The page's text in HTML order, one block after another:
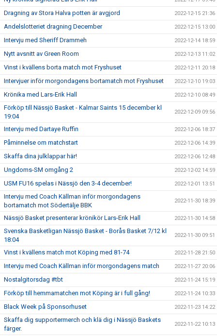
Dragning av Stora Halva potten är avgjord 2022-12-15 21:36
Andelslotteriet dragning December 2022-12-15 13:00
Intervju med Sheriff Drammeh 2022-12-14 18:59
Nytt avsnitt av Green Room 2022-12-13 11:02
Vinst i kvällens borta match mot Fryshuset 2022-12-11 20:18
Intervjuer inför morgondagens bortamatch mot Fryshuset 2022-12-10 19:03
Krönika med Lars-Erik Hall 2022-12-10 08:49
Förköp till Nässjö Basket - Kalmar Saints 15 december kl
19:04
2022-12-09 09:56
Intervju med Dartaye Ruffin 2022-12-06 18:37
Påminnelse om matchstart 2022-12-06 14:39
Skaffa dina julklappar här! 2022-12-06 12:48
Ungdoms-SM omgång 2 2022-12-02 14:59
USM FU16 spelas i Nässjö den 3-4 december! 2022-12-01 13:51
Intervju med Coach Källman inför morgondagens
bortamatch mot Södertälje BBK
2022-11-30 18:39
Nässjö Basket presenterar krönikör Lars-Erik Hall 2022-11-30 14:58
Svenska Basketligan Nässjö Basket - Borås Basket 7/12 kl
18:04
2022-11-30 09:51
Vinst i kvällens match mot Köping med 81-74 2022-11-28 21:50
Intervju med Coach Källman inför morgondagens match 2022-11-27 20:06
Nostalgitorsdag #tbt 2022-11-24 15:19
Förköp till hemmamatchen mot Köping är i full gång! 2022-11-24 10:33
Black Week på Sponsorhuset 2022-11-23 14:22
Skaffa dig supportermerch och klä dig i Nässjö Baskets
färger.
2022-11-22 10:13